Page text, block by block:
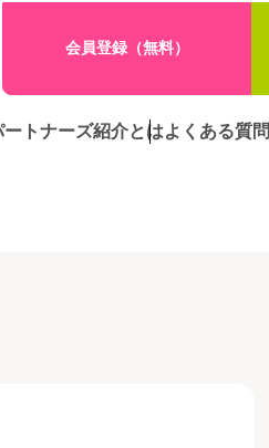
会員登録（無料）
トナーズ紹介とはよくある質問